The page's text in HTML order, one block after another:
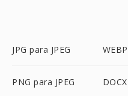
JPG para JPEG
PNG para JPEG